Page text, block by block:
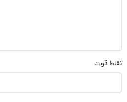
نقاط قوت